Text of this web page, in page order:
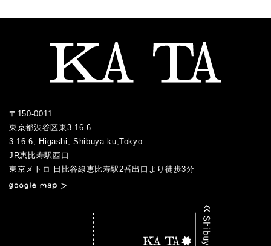
〒150-0011
東京都渋谷区東3-16-6
3-16-6, Higashi, Shibuya-ku,Tokyo
JR恵比寿駅西口
／
東京メトロ 日比谷線恵比寿駅2番出口より徒歩3分